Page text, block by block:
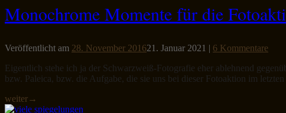
Monochrome Momente für die
Veröffentlicht am 28. November 201621. Januar 2021 | 6 Kommentare
Eigentlich stehe ich ja der Schwarzweiß-Fotografie eher ablehnend
bzw. Paleica, bzw. die Aufgabe, die sie uns bei dieser Fotoaktion im
weiter→